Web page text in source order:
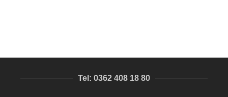
Tel: 0362 408 18 80